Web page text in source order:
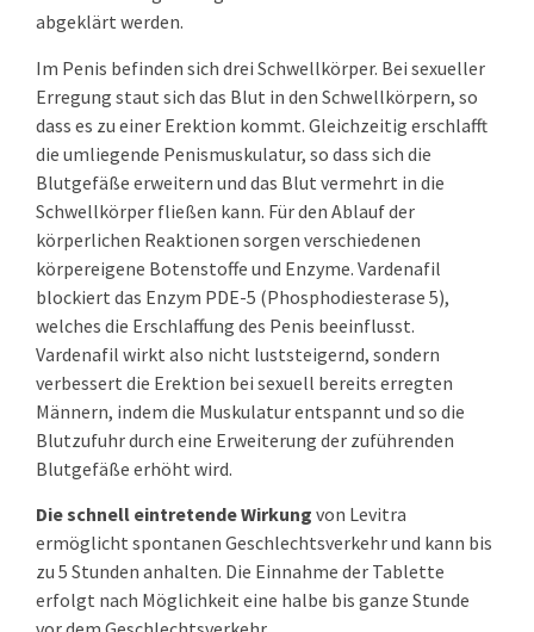
abgeklärt werden.
Im Penis befinden sich drei Schwellkörper. Bei sexueller
Erregung staut sich das Blut in den Schwellkörpern, so
dass es zu einer Erektion kommt. Gleichzeitig erschlafft
die umliegende Penismuskulatur, so dass sich die
Blutgefäße erweitern und das Blut vermehrt in die
Schwellkörper fließen kann. Für den Ablauf der
körperlichen Reaktionen sorgen verschiedenen
körpereigene Botenstoffe und Enzyme. Vardenafil
blockiert das Enzym PDE-5 (Phosphodiesterase 5),
welches die Erschlaffung des Penis beeinflusst.
Vardenafil wirkt also nicht luststeigernd, sondern
verbessert die Erektion bei sexuell bereits erregten
Männern, indem die Muskulatur entspannt und so die
Blutzufuhr durch eine Erweiterung der zuführenden
Blutgefäße erhöht wird.
Die schnell eintretende Wirkung von Levitra
ermöglicht spontanen Geschlechtsverkehr und kann bis
zu 5 Stunden anhalten. Die Einnahme der Tablette
erfolgt nach Möglichkeit eine halbe bis ganze Stunde